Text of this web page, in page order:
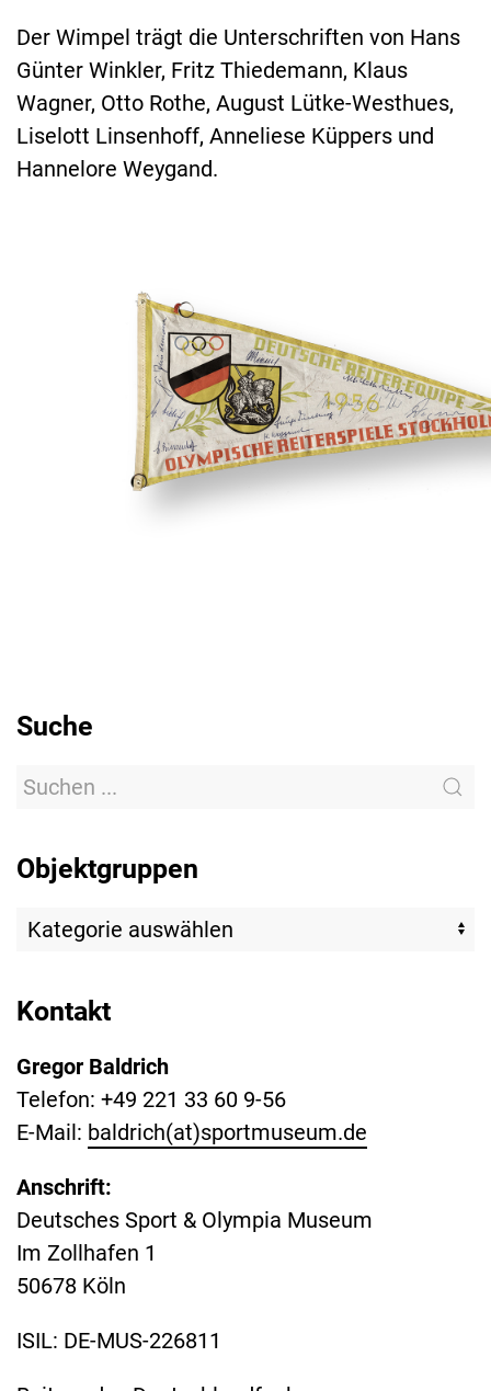
Der Wimpel trägt die Unterschriften von Hans
Günter Winkler, Fritz Thiedemann, Klaus
Wagner, Otto Rothe, August Lütke-Westhues,
Liselott Linsenhoff, Anneliese Küppers und
Hannelore Weygand.
Suche
Objektgruppen
Kontakt
Gregor Baldrich
Telefon: +49 221 33 60 9-56
E-Mail: baldrich(at)sportmuseum.de
Anschrift:
Deutsches Sport & Olympia Museum
Im Zollhafen 1
50678 Köln
ISIL: DE-MUS-226811